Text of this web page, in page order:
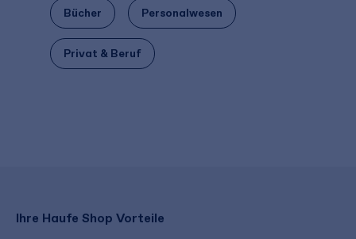
Bücher Personalwesen
Privat & Beruf
Ihre Haufe Shop Vorteile